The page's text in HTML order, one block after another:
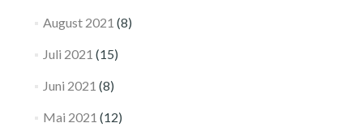
August 2021 (8)
Juli 2021 (15)
Juni 2021 (8)
Mai 2021 (12)